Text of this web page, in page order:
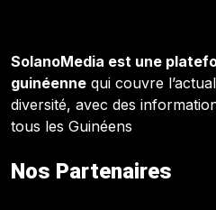
SolanoMedia est une
guinéenne qui couvre
diversité, avec des
tous les Guinéens
Nos Partenaires